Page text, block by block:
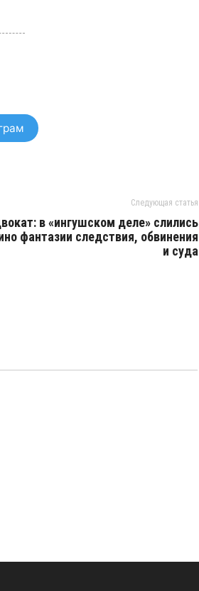
Следующая статья
в «ингушском деле» слились
фантазии следствия, обвинения
и суда